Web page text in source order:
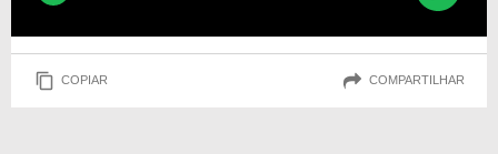
COPIAR COMPARTILHAR